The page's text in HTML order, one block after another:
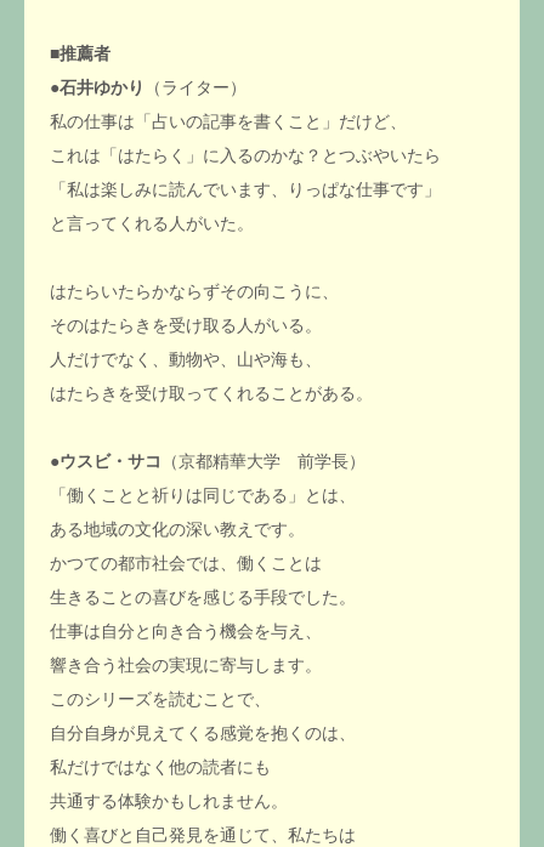
■推薦者
●石井ゆかり （ライター）
私の仕事は「占いの記事を書くこと」だけど、
これは「はたらく」に入るのかな？とつぶやいたら
「私は楽しみに読んでいます、りっぱな仕事です」
と言ってくれる人がいた。
はたらいたらかならずその向こうに、
そのはたらきを受け取る人がいる。
人だけでなく、動物や、山や海も、
はたらきを受け取ってくれることがある。
●ウスビ・サコ （京都精華大学 前学長）
「働くことと祈りは同じである」とは、
ある地域の文化の深い教えです。
かつての都市社会では、働くことは
生きることの喜びを感じる手段でした。
仕事は自分と向き合う機会を与え、
響き合う社会の実現に寄与します。
このシリーズを読むことで、
自分自身が見えてくる感覚を抱くのは、
私だけではなく他の読者にも
共通する体験かもしれません。
働く喜びと自己発見を通じて、私たちは